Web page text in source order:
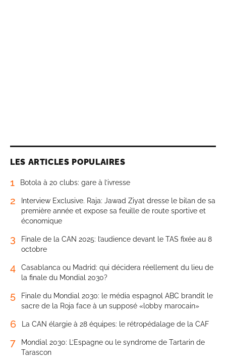
LES ARTICLES POPULAIRES
1 Botola à 20 clubs: gare à l’ivresse
2
Interview Exclusive. Raja: Jawad Ziyat dresse le bilan de sa
première année et expose sa feuille de route sportive et
économique
3
Finale de la CAN 2025: l’audience devant le TAS fixée au 8
octobre
4
Casablanca ou Madrid: qui décidera réellement du lieu de
la finale du Mondial 2030?
5
Finale du Mondial 2030: le média espagnol ABC brandit le
sacre de la Roja face à un supposé «lobby marocain»
6 La CAN élargie à 28 équipes: le rétropédalage de la CAF
7
Mondial 2030: L’Espagne ou le syndrome de Tartarin de
Tarascon